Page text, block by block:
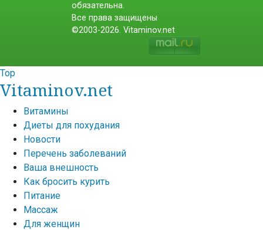
обязательна.
Все права защищены
©2003-2026. Vitaminov.net
Top
Vitaminov.net
Витамины
Диеты для похудания
Новости
Перечень заболеваний
Ваша внешность
Как бросить курить
Питание
Массаж
Для женщин